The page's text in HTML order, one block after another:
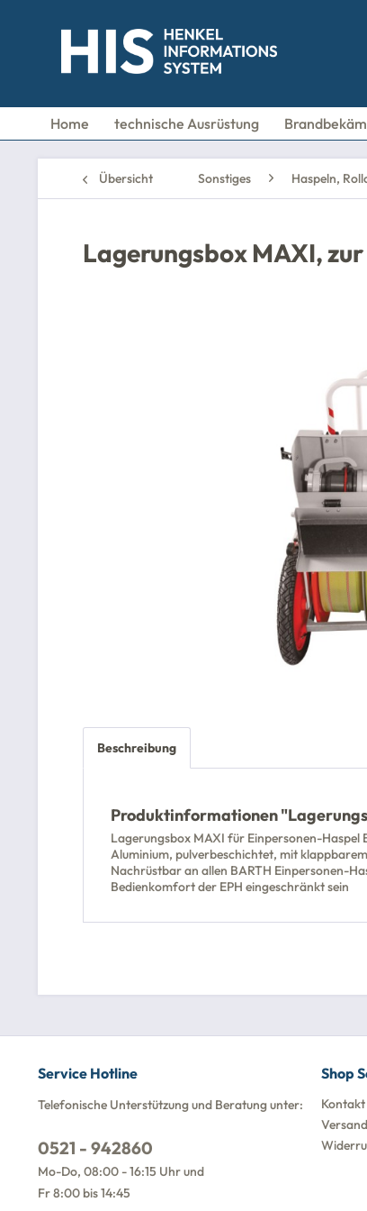
Home technische Ausrüstung
Übersicht Sonstiges Haspeln,
Lagerungsbox MAXI,
Beschreibung
Produktinformationen
Lagerungsbox MAXI für Einpersonen-
Aluminium, pulverbeschichtet, mit
Nachrüstbar an allen BARTH Einpersonen-
Bedienkomfort der EPH eingeschränkt sein
Service Hotline
Telefonische Unterstützung und Beratung unter:
0521 - 942860
Mo-Do, 08:00 - 16:15 Uhr und
Fr 8:00 bis 14:45
Shop
Kontakt